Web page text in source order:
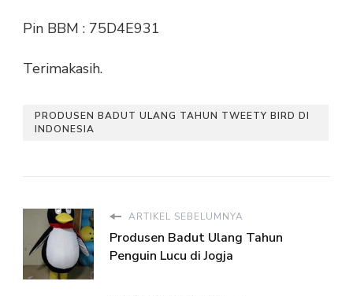
Pin BBM : 75D4E931
Terimakasih.
PRODUSEN BADUT ULANG TAHUN TWEETY BIRD DI
INDONESIA
ARTIKEL SEBELUMNYA
Produsen Badut Ulang Tahun
Penguin Lucu di Jogja